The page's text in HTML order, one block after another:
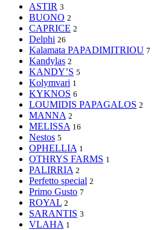
ASTIR 3
BUONO 2
CAPRICE 2
Delphi 26
Kalamata PAPADIMITRIOU 7
Kandylas 2
KANDY’S 5
Kolymvari 1
KYKNOS 6
LOUMIDIS PAPAGALOS 2
MANNA 2
MELISSA 16
Nestos 5
OPHELLIA 1
OTHRYS FARMS 1
PALIRRIA 2
Perfetto special 2
Primo Gusto 7
ROYAL 2
SARANTIS 3
VLAHA 1